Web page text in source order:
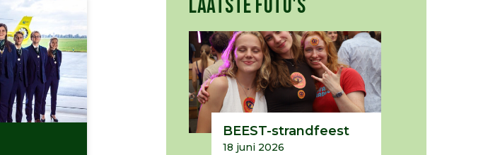
LAATSTE FOTO'S
BEEST-strandfeest
18 juni 2026